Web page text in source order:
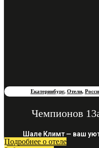
Екатеринбург, Отели,
Чемпионов
Шале Климт — ваш
Подробнее о отеле